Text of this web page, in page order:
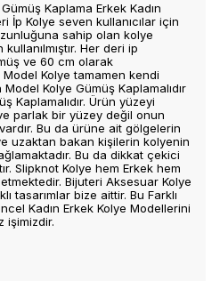
Kaplama Erkek Kadın
İp Kolye seven kullanıcılar için
sahip olan kolye
Her deri ip
ve 60 cm olarak
Model Kolye tamamen kendi
Model Kolye Gümüş Kaplamalıdır
Kaplamalıdır. Ürün yüzeyi
parlak bir yüzey değil onun
Bu da ürüne ait gölgelerin
uzaktan bakan kişilerin kolyenin
Bu da dikkat çekici
Slipknot Kolye hem Erkek hem
Bijuteri Aksesuar Kolye
tasarımlar bize aittir. Bu Farklı
Kadın Erkek Kolye Modellerini
işimizdir.